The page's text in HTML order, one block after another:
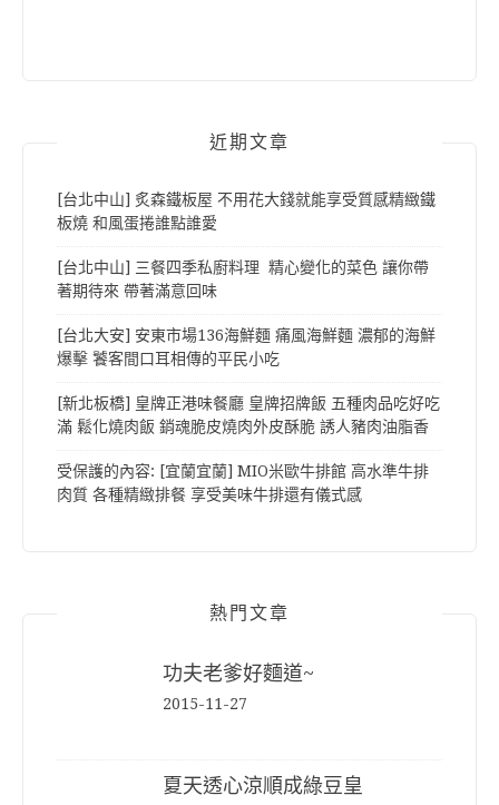
近期文章
[台北中山] 炙森鐵板屋 不用花大錢就能享受質感精緻鐵
板燒 和風蛋捲誰點誰愛
[台北中山] 三餐四季私廚料理 精心變化的菜色 讓你帶
著期待來 帶著滿意回味
[台北大安] 安東市場136海鮮麵 痛風海鮮麵 濃郁的海鮮
爆擊 饕客間口耳相傳的平民小吃
[新北板橋] 皇牌正港味餐廳 皇牌招牌飯 五種肉品吃好吃
滿 鬆化燒肉飯 銷魂脆皮燒肉外皮酥脆 誘人豬肉油脂香
受保護的內容: [宜蘭宜蘭] MIO米歐牛排館 高水準牛排
肉質 各種精緻排餐 享受美味牛排還有儀式感
熱門文章
功夫老爹好麵道~
2015-11-27
夏天透心涼順成綠豆皇